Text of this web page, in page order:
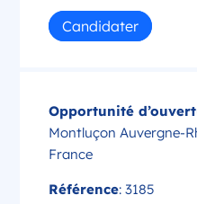
Candidater
Opportunité
Montluçon Auvergne-
France
Référence: 3185